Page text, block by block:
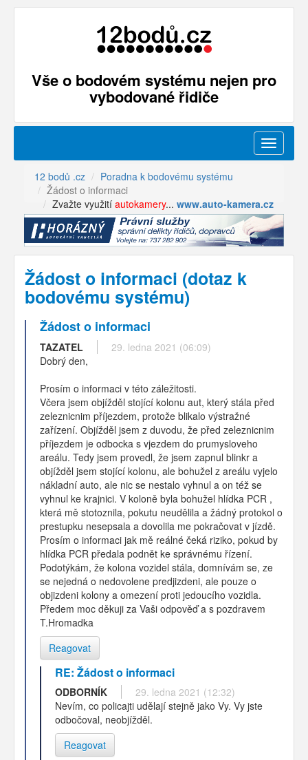
Vše o bodovém systému nejen pro
vybodované řidiče
Menu
12 bodů .cz
Poradna k bodovému systému
Žádost o informaci
Zvažte využití autokamery... www.auto-kamera.cz
Žádost o informaci (dotaz k
bodovému systému)
Žádost o informaci
TAZATEL
29. ledna 2021 (06:09)
Dobrý den,
Prosím o informaci v této záležitosti.
Včera jsem objížděl stojící kolonu aut, který stála před
zeleznicnim příjezdem, protože blikalo výstražné
zařízení. Objížděl jsem z duvodu, že před zeleznicnim
příjezdem je odbocka s vjezdem do prumysloveho
areálu. Tedy jsem provedl, že jsem zapnul blinkr a
objížděl jsem stojící kolonu, ale bohužel z areálu vyjelo
nákladní auto, ale nic se nestalo vyhnul a on též se
vyhnul ke krajnici. V koloně byla bohužel hlídka PCR ,
která mě stotoznila, pokutu neudělila a žádný protokol o
prestupku nesepsala a dovolila me pokračovat v jízdě.
Prosím o informaci jak mě reálné čeká riziko, pokud by
hlídka PCR předala podnět ke správnému řízení.
Podotýkám, že kolona vozidel stála, domnívám se, ze
se nejedná o nedovolene predjizdeni, ale pouze o
objizdeni kolony a omezení proti jedoucího vozidla.
Předem moc děkuji za Vaši odpověď a s pozdravem
T.Hromadka
Reagovat
RE: Žádost o informaci
ODBORNÍK
29. ledna 2021 (12:32)
Nevím, co policajti udělají stejně jako Vy. Vy jste
odbočoval, neobjížděl.
Reagovat